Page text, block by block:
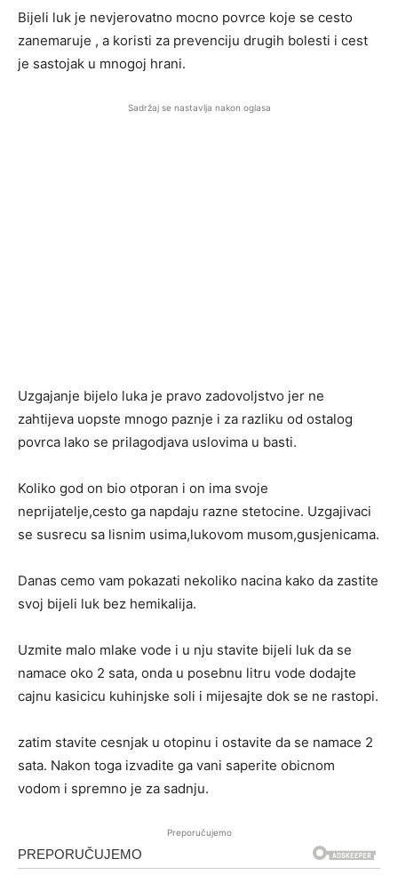
Bijeli luk je nevjerovatno mocno povrce koje se cesto
zanemaruje , a koristi za prevenciju drugih bolesti i cest
je sastojak u mnogoj hrani.
Sadržaj se nastavlja nakon oglasa
Uzgajanje bijelo luka je pravo zadovoljstvo jer ne
zahtijeva uopste mnogo paznje i za razliku od ostalog
povrca lako se prilagodjava uslovima u basti.
Koliko god on bio otporan i on ima svoje
neprijatelje,cesto ga napdaju razne stetocine. Uzgajivaci
se susrecu sa lisnim usima,lukovom musom,gusjenicama.
Danas cemo vam pokazati nekoliko nacina kako da zastite
svoj bijeli luk bez hemikalija.
Uzmite malo mlake vode i u nju stavite bijeli luk da se
namace oko 2 sata, onda u posebnu litru vode dodajte
cajnu kasicicu kuhinjske soli i mijesajte dok se ne rastopi.
zatim stavite cesnjak u otopinu i ostavite da se namace 2
sata. Nakon toga izvadite ga vani saperite obicnom
vodom i spremno je za sadnju.
Preporučujemo